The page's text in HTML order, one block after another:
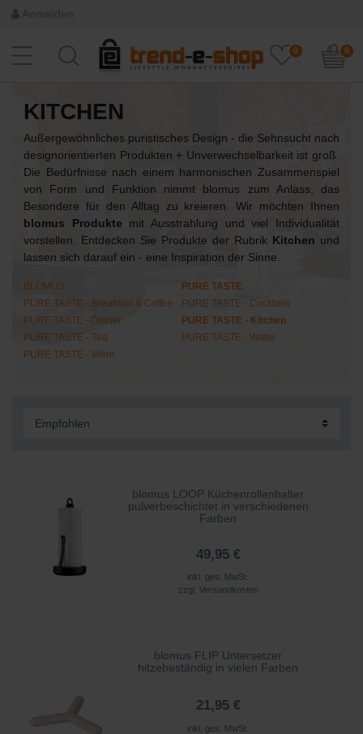
0 0
KITCHEN
Außergewöhnliches puristisches Design - die Sehnsucht nach
designorientierten Produkten + Unverwechselbarkeit ist groß.
Die Bedürfnisse nach einem harmonischen Zusammenspiel
von Form und Funktion nimmt blomus zum Anlass, das
Besondere für den Alltag zu kreieren. Wir möchten Ihnen
blomus Produkte mit Ausstrahlung und viel Individualität
vorstellen. Entdecken Sie Produkte der Rubrik Kitchen und
lassen sich darauf ein - eine Inspiration der Sinne.
BLOMUS
PURE TASTE
PURE TASTE - Breakfast & Coffee
PURE TASTE - Cocktails
PURE TASTE - Dinner
PURE TASTE - Kitchen
PURE TASTE - Tea
PURE TASTE - Water
PURE TASTE - Wine
blomus LOOP Küchenrollenhalter
pulverbeschichtet in verschiedenen
Farben
49,95 €
inkl. ges. MwSt.
zzgl. Versandkosten
blomus FLIP Untersetzer
hitzebeständig in vielen Farben
21,95 €
inkl. ges. MwSt.